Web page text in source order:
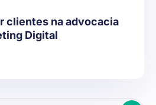
clientes na advocacia
Digital